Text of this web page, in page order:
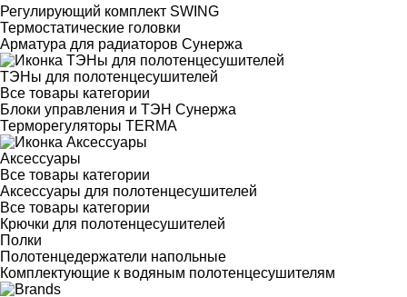
Регулирующий комплект SWING
Термостатические головки
Арматура для радиаторов Сунержа
ТЭНы для полотенцесушителей
Все товары категории
Блоки управления и ТЭН Сунержа
Терморегуляторы TERMA
Аксессуары
Все товары категории
Аксессуары для полотенцесушителей
Все товары категории
Крючки для полотенцесушителей
Полки
Полотенцедержатели напольные
Комплектующие к водяным полотенцесушителям